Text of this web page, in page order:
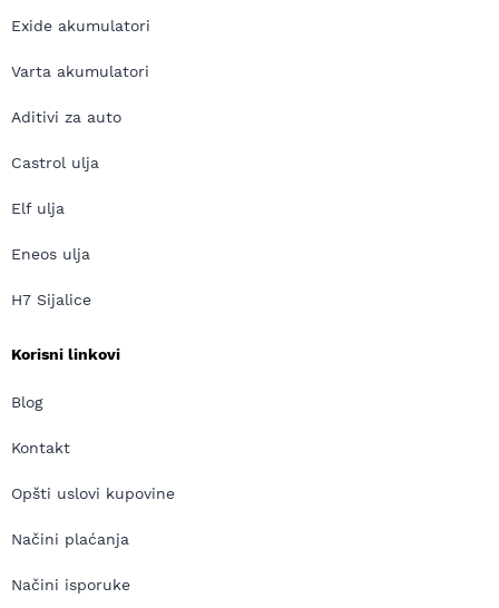
Exide akumulatori
Varta akumulatori
Aditivi za auto
Castrol ulja
Elf ulja
Eneos ulja
H7 Sijalice
Korisni linkovi
Blog
Kontakt
Opšti uslovi kupovine
Načini plaćanja
Načini isporuke